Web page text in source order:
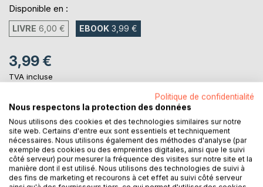
Disponible en :
LIVRE 6,00 € EBOOK 3,99 €
3,99 €
TVA incluse
AJOUTER AU PANIER
Ajouter à ma liste d'envies
Laisser un avis
Politique de confidentialité
Nous respectons la protection des données
Nous utilisons des cookies et des technologies similaires sur notre
site web. Certains d'entre eux sont essentiels et techniquement
nécessaires. Nous utilisons également des méthodes d'analyse (par
exemple des cookies ou des empreintes digitales, ainsi que le suivi
côté serveur) pour mesurer la fréquence des visites sur notre site et la
manière dont il est utilisé. Nous utilisons des technologies de suivi à
des fins de marketing et recourons à cet effet au suivi côté serveur